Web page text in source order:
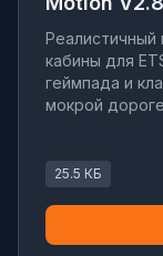
Реалистичный
кабины для
геймпада и
мокрой
25.5 КБ